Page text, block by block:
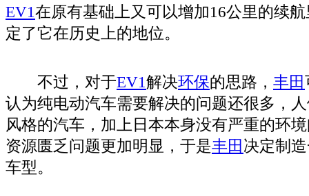
EV1在原有基础上又可以增加16公里的续
定了它在历史上的地位。
不过，对于EV1解决环保的思路， 丰田
认为纯电动汽车需要解决的问题还很多，
风格的汽车，加上日本本身没有严重的环
资源匮乏问题更加明显，于是丰田决定制
车型。